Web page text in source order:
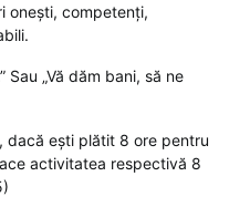
onești, competenți,
Sau „Vă dăm bani, să ne
dacă ești plătit 8 ore pentru
activitatea respectivă 8